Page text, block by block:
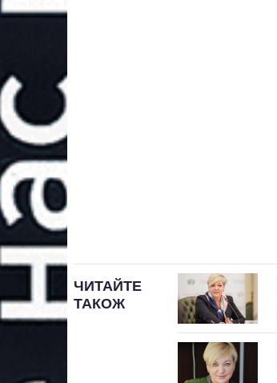
ЧИТАЙТЕ
ТАКОЖ